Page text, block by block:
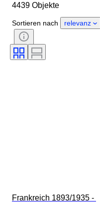
Zustand
Stil
Unterschrift
Auflage
Verkauft von
4439 Objekte
Sortieren nach relevanz
Frankreich 1893/1935 -